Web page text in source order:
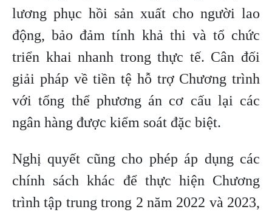
lương phục hồi sản xuất cho người lao
động, bảo đảm tính khả thi và tổ chức
triển khai nhanh trong thực tế. Cân đối
giải pháp về tiền tệ hỗ trợ Chương trình
với tổng thể phương án cơ cấu lại các
ngân hàng được kiểm soát đặc biệt.
Nghị quyết cũng cho phép áp dụng các
chính sách khác để thực hiện Chương
trình tập trung trong 2 năm 2022 và 2023,